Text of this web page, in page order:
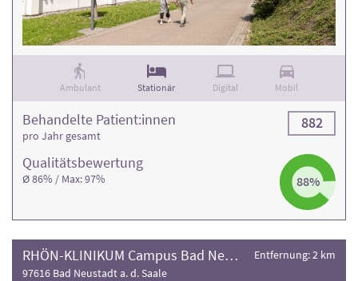
Achten Sie bei Ihrer Auswahl auf die Bewertung der
Rehaklinik und die Anzahl der Behandlungsfälle.
Ambulant Stationär Digital Mobil
Qualitäts­bewertung
Ø 86% / Max: 97% 88%
Behandelte Patient:innen
pro Jahr gesamt
882
RHÖN-KLINIKUM Campus Bad Neustadt
97616 Bad Neustadt a. d. Saale
Entfernung: 2 km